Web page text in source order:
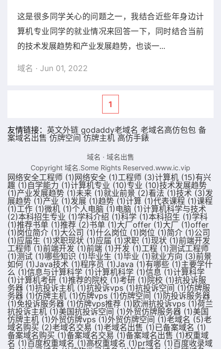
的一些看法
这是很多同学关心的问题之一，我结合近些年身边计
算机专业同学的就业情况来回答一下，同时结合当前
的技术发展趋势和产业发展趋势，也谈一...
域名 · Jun 01, 2022
1
友情链接： 英文外链 godaddy老域名 老域名高仿包包 备
案域名出售 仿牌空间 仿牌主机 高仿手錶
域名 · 域名出售
Copyright 域名.Some Rights Reserved.www.ic.vip
网络安全工程师 (1) 网络安全 (1)工程师 (3)计算机 (15)有兴
趣 (1) 自学能力 (1)计算机专业 (10)专业 (10)技术发展趋势
(1)产业发展趋势 (1)未来 (1)就业前景 (2)看法 (1)技术 (3)发
展趋势 (1)产业 (1)发展 (1)趋势 (1)计算 (1)代表课程 (1)课程
(1)工作 (1)微机 (1)个人电脑 (1) 电脑 (1)计算机科学与技术
(2)本科招生专业 (1)学科介绍 (1)科学 (1)本科招生 (1)学科
(1)推荐书单 (1)推荐 (2)书单 (1)大厂offer (1)大厂 (1)offer
(1)岗位简介 (1)大公司 (1)什么岗位 (1)岗位 (1)简介 (1)公司
(1)应届生 (1)求职现状 (1)应届 (1)求职 (1)现状 (1)前端开发
工程师 (1)前端开发 (1)前端 (1)开发 (1)工程 (1)测试工程师
(1)测试 (1)哪些知识 (1)毕业生 (1)毕业 (1)就业方向 (3)前景
如何 (1)Java技术 (1)程序员 (1)Java (1)有哪些 (1)主要学什
么 (1)信息与计算科学 (1)计算机科学 (1)信息 (1)计算科学
(1)计算机考研 (1)推荐的院校 (1)考研 (1) 院校 (1)抗投诉服
务器 (1)抗投诉主机 (1)抗投诉vps (1)抗投诉空间 (1)仿牌服
务器 (1)仿牌主机 (1)仿牌vps (1)仿牌空间 (1) 防投诉服务器
(1)免投诉服务器 (1)仿牌vps推荐 (1) 欧洲抗投诉vps (1)荷兰
抗投诉主机 (1)美国抗投诉空间 (1)外贸仿牌服务器 (1)美国
仿牌主机 (1)外贸仿牌vps (1)外贸仿牌空间 (1)老域名 (5)老
域名购买 (2)老域名交易 (1)老域名出售 (1)已备案域名 (1)
备案域名购买 (1)备案域名交易 (1)备案域名出售 (1)权重域
名 (1)百度权重域名 (1)高权重域名 (1)pr域名 (1)百度收录域